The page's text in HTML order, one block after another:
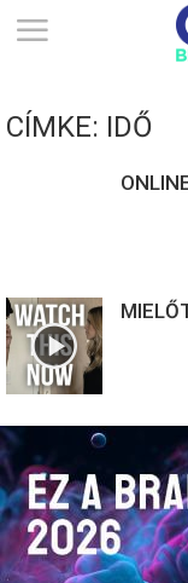
ONBRANDS
ALAPON
CÍMKE: IDŐ